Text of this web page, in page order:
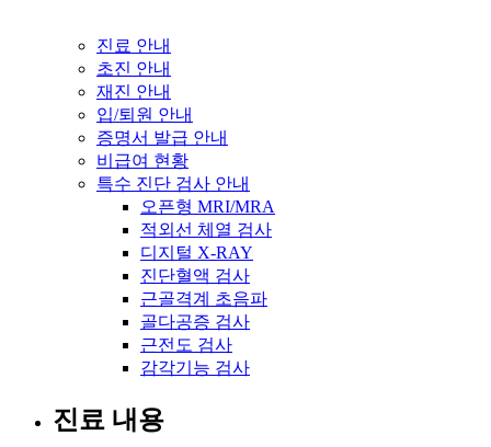
진료 안내
초진 안내
재진 안내
입/퇴원 안내
증명서 발급 안내
비급여 현황
특수 진단 검사 안내
오픈형 MRI/MRA
적외선 체열 검사
디지털 X-RAY
진단혈액 검사
근골격계 초음파
골다공증 검사
근전도 검사
감각기능 검사
진료 내용